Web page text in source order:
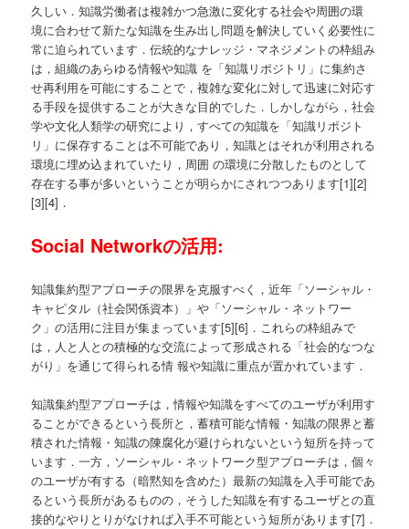
久しい．知識労働者は複雑かつ急激に変化する社会や周囲の環
境に合わせて新たな知識を生み出し問題を解決していく必要性に
常に迫られています．伝統的なナレッジ・マネジメントの枠組み
は，組織のあらゆる情報や知識 を「知識リポジトリ」に集約さ
せ再利用を可能にすることで，複雑な変化に対して迅速に対応す
る手段を提供することが大きな目的でした．しかしながら，社会
学や文化人類学の研究により，すべての知識を「知識リポジト
リ」に保存することは不可能であり，知識とはそれが利用される
環境に埋め込まれていたり，周囲 の環境に分散したものとして
存在する事が多いということが明らかにされつつあります[1][2]
[3][4]．
Social Networkの活用:
知識集約型アプローチの限界を克服すべく，近年「ソーシャル・
キャピタル（社会関係資本）」や「ソーシャル・ネットワー
ク」の活用に注目が集まっています[5][6]．これらの枠組みで
は，人と人との積極的な交流によって形成される「社会的なつな
がり」を通じて得られる情 報や知識に重点が置かれています．
知識集約型アプローチは，情報や知識をすべてのユーザが利用す
ることができるという長所と，蓄積可能な情報・知識の限界と蓄
積された情報・知識の陳腐化が避けられないという短所を持って
います．一方，ソーシャル・ネットワーク型アプローチは，個々
のユーザが有する（暗黙知を含めた）最新の知識を入手可能であ
るという長所があるものの，そうした知識を有するユーザとの直
接的なやりとりがなければ入手不可能という短所があります[7]．